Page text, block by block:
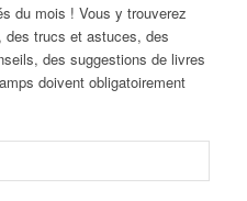
du mois ! Vous y trouverez
des trucs et astuces, des
des suggestions de livres
doivent obligatoirement